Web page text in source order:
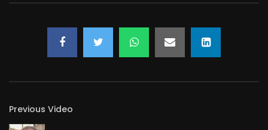
Previous Video